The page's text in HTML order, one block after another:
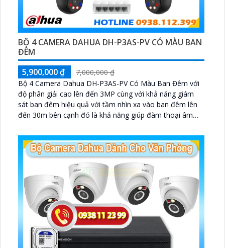
BỘ 4 CAMERA DAHUA DH-P3AS-PV CÓ MÀU BAN
ĐÊM
5,900,000 ₫
7,000,000 ₫
Bộ 4 Camera Dahua DH-P3AS-PV Có Màu Ban Đêm với
độ phân giải cao lên đến 3MP cùng với khả năng giám
sát ban đêm hiệu quả với tầm nhìn xa vào ban đêm lên
đến 30m bên cạnh đó là khả năng giúp đàm thoại âm
hiện xâm nhập